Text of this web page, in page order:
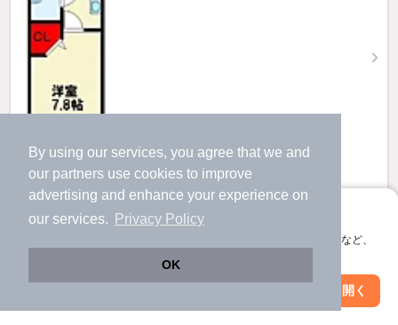
By using our services, you agree that we and
our partners use cookies to improve
advertising and enhance your experience on
our services.
Privacy Policy
OK
アプリに切り替えて、サクサクお部屋探し
会員登録なしですぐ使える。マップ検索やお気に入り保存など、
アプリを開く
お問い合わせ
ほか提供
絞り込み条件を変更